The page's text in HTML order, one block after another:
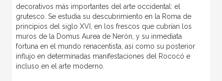
decorativos más importantes del arte occidental: el
grutesco. Se estudia su descubrimiento en la Roma de
principios del siglo XVI, en los frescos que cubrían los
muros de la Domus Aurea de Nerón, y su inmediata
fortuna en el mundo renacentista, así como su posterior
influjo en determinadas manifestaciones del Rococó e
incluso en el arte moderno.